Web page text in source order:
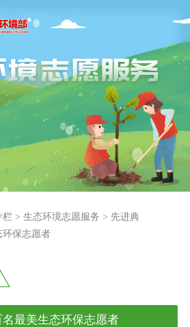
栏 > 生态环境志愿服务 > 先进典
环保志愿者
名最美生态环保志愿者